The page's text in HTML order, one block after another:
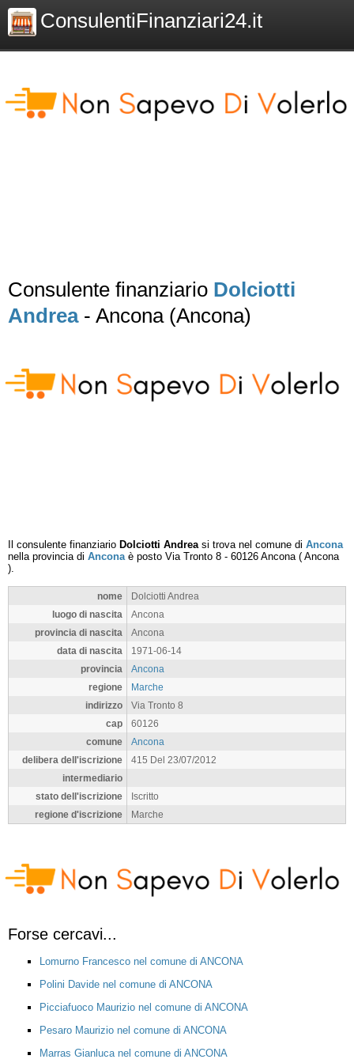
ConsulentiFinanziari24.it
Consulente finanziario Dolciotti
Andrea- Ancona (Ancona)
Il consulente finanziario Dolciotti Andreasi trova nel comune di Ancona
nella provincia di Anconaè posto Via Tronto 8 - 60126 Ancona( Ancona
).
nome
Dolciotti Andrea
luogo di nascita
Ancona
provincia di nascita
Ancona
data di nascita
1971-06-14
provincia
Ancona
regione
Marche
indirizzo
Via Tronto 8
cap
60126
comune
Ancona
delibera dell'iscrizione
415 Del 23/07/2012
intermediario
stato dell'iscrizione
Iscritto
regione d'iscrizione
Marche
Forse cercavi...
Lomurno Francesco nel comune di ANCONA
Polini Davide nel comune di ANCONA
Picciafuoco Maurizio nel comune di ANCONA
Pesaro Maurizio nel comune di ANCONA
Marras Gianluca nel comune di ANCONA